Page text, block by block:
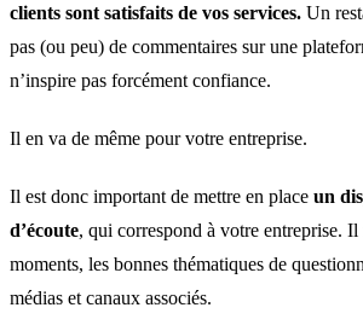
clients sont satisfaits de vos services. Un
pas (ou peu) de commentaires sur une
n’inspire pas forcément confiance.
Il en va de même pour votre entreprise.
Il est donc important de mettre en place un
d’écoute, qui correspond à votre entreprise.
moments, les bonnes thématiques de
médias et canaux associés.